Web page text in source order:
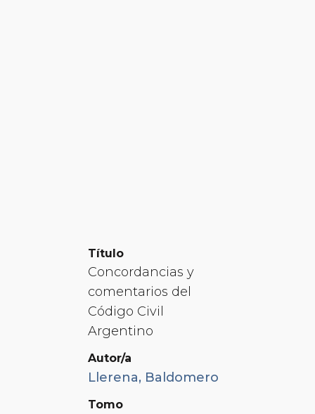
Título
Concordancias y
comentarios del
Código Civil
Argentino
Autor/a
Llerena, Baldomero
Tomo